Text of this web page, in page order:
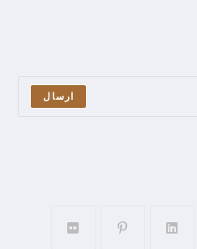
ارسال